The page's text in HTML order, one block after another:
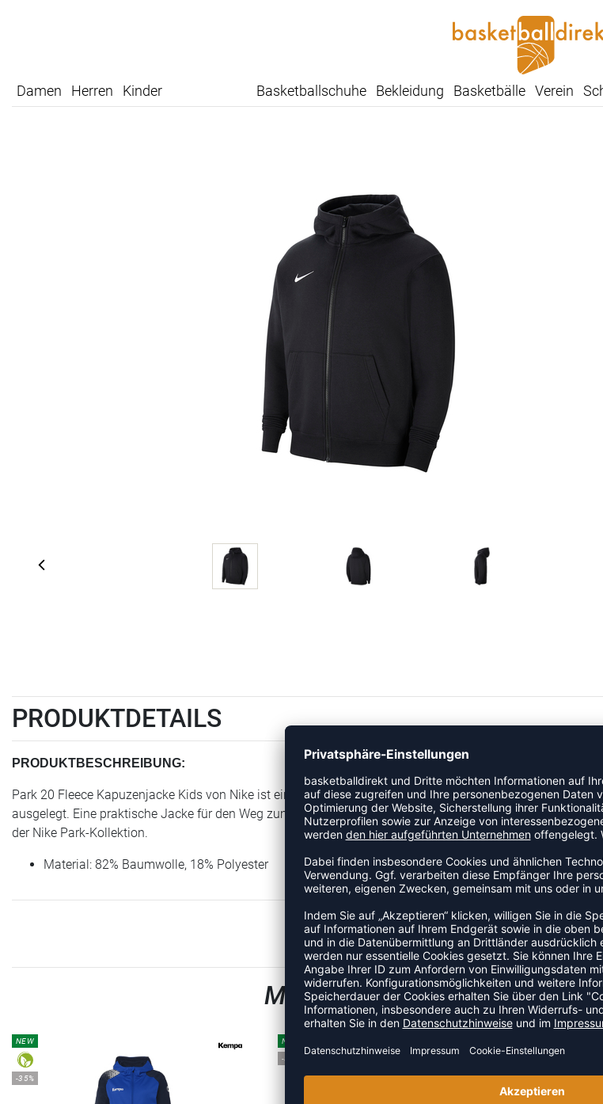
Damen Herren Kinder Basketballschuhe Bekleidung Basketbälle Verein
PRODUKTDETAILS
PRODUKTBESCHREIBUNG:
Park 20 Fleece Kapuzenjacke Kids von Nike ist ein Artikel der Kategorie Kapuzenjacke. Dieses Modell ist
ausgelegt. Eine praktische Jacke für den Weg zum Training oder als Schutz bei wechselhaftem Wetter.
der Nike Park-Kollektion.
Material: 82% Baumwolle, 18% Polyester
ZULETZT
MEHR AUS DER KATEGORIE
NEW
-35%
NEW
-35%
-35%